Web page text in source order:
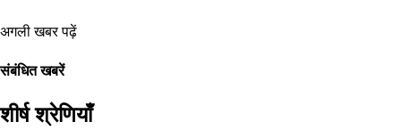
अगली खबर पढ़ें
संबंधित खबरें
शीर्ष श्रेणियाँ